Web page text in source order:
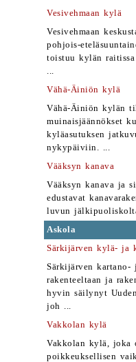
Vesivehmaan kylä
Vesivehmaan
pohjois-
toistuu kylän
...
Vähä-Äiniön kylä
Vähä-Äiniön kylän
muinaisjäännökset
kyläasutuksen
nykypäiviin. ...
Vääksyn kanava
Vääksyn kanava ja
edustavat
luvun
Askola
Särkijärven kylä- ja
Särkijärven kartano-
rakenteeltaan ja
hyvin säilynyt
joh ...
Vakkolan kylä
Vakkolan kylä, joka
poikkeuksellisen